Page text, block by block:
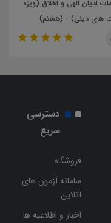
ادیان الهی و اخلاق (ویژه
های دینی) - (هشتم)
دسترسی
سریع
فروشگاه
سامانه آزمون های
آنلاین
اخبار و اطلاعیه ها